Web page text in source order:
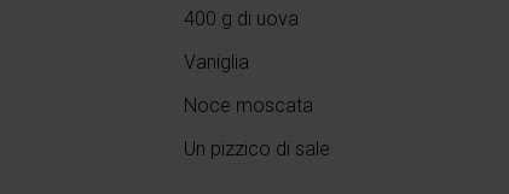
400 g di uova
Vaniglia
Noce moscata
Un pizzico di sale